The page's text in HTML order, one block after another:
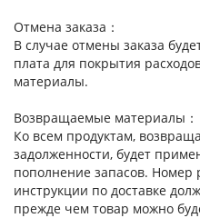
Отмена заказа：
В случае отмены заказа
плата для покрытия
материалы.
Возвращаемые материалы：
Ко всем продуктам,
задолженности, будет
пополнение запасов. Номер
инструкции по доставке
прежде чем товар можно